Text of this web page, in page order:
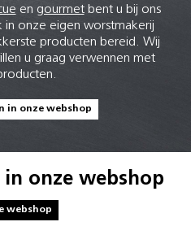
en gourmetbent u bij ons
in onze eigen worstmakerij
producten bereid. Wij
u graag verwennen met
in onze webshop
onze webshop
webshop